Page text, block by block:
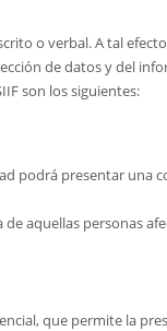
o verbal. A tal
de datos y del
son los siguientes:
podrá presentar una
aquellas personas
que permite la